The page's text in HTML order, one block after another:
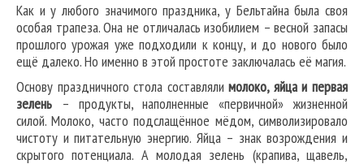
Как и у любого значимого праздника, у Бельтайна была своя
особая трапеза. Она не отличалась изобилием – весной запасы
прошлого урожая уже подходили к концу, и до нового было
ещё далеко. Но именно в этой простоте заключалась её магия.
Основу праздничного стола составлялимолоко, яйца и первая
зелень – продукты, наполненные «первичной» жизненной
силой. Молоко, часто подслащённое мёдом, символизировало
чистоту и питательную энергию. Яйца – знак возрождения и
скрытого потенциала. А молодая зелень (крапива, щавель,